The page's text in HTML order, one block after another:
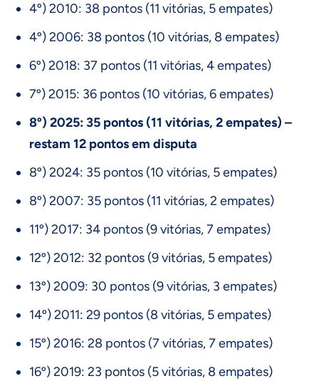
4º) 2010: 38 pontos (11 vitórias, 5 empates)
4º) 2006: 38 pontos (10 vitórias, 8 empates)
6º) 2018: 37 pontos (11 vitórias, 4 empates)
7º) 2015: 36 pontos (10 vitórias, 6 empates)
8º) 2025: 35 pontos (11 vitórias, 2 empates) –
restam 12 pontos em disputa
8º) 2024: 35 pontos (10 vitórias, 5 empates)
8º) 2007: 35 pontos (11 vitórias, 2 empates)
11º) 2017: 34 pontos (9 vitórias, 7 empates)
12º) 2012: 32 pontos (9 vitórias, 5 empates)
13º) 2009: 30 pontos (9 vitórias, 3 empates)
14º) 2011: 29 pontos (8 vitórias, 5 empates)
15º) 2016: 28 pontos (7 vitórias, 7 empates)
16º) 2019: 23 pontos (5 vitórias, 8 empates)